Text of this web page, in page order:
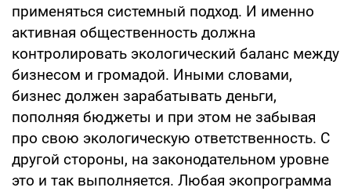
применяться системный подход. И именно
активная общественность должна
контролировать экологический баланс между
бизнесом и громадой. Иными словами,
бизнес должен зарабатывать деньги,
пополняя бюджеты и при этом не забывая
про свою экологическую ответственность. С
другой стороны, на законодательном уровне
это и так выполняется. Любая экопрограмма